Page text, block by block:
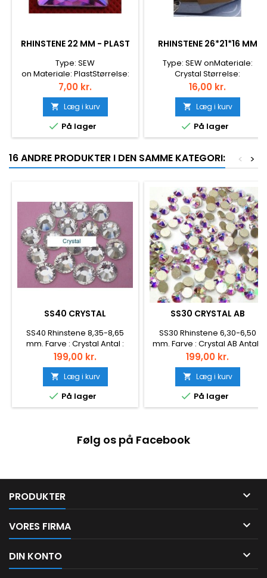
RHINSTENE 22 MM - PLAST
Type: SEW
on Materiale: PlastStørrelse:
22 mmStyle: FlatbackFarve:
Crystal AB
Pris
7,00 kr.
 Læg i kurv
 På lager
RHINSTENE 26*21*16 MM
Type: SEW onMateriale:
Crystal Størrelse:
26*21,20*16mmStyle:
FlatbackFarve: Jet Hematite
Pris
16,00 kr.
 Læg i kurv
 På lager
16 ANDRE PRODUKTER I DEN SAMME KATEGORI: >
<
SS40 CRYSTAL
SS40 Rhinstene 8,35-8,65
mm. Farve : Crystal Antal :
144stk. Montering : Non Hotfix
Facet : 20
Pris
199,00 kr.
 Læg i kurv
 På lager
SS30 CRYSTAL AB
SS30 Rhinstene 6,30-6,50
mm. Farve : Crystal AB Antal :
288stk. Montering : Non Hotfix
Pris
199,00 kr.
 Læg i kurv
 På lager
Følg os på Facebook
PRODUKTER 
VORES FIRMA 
DIN KONTO 